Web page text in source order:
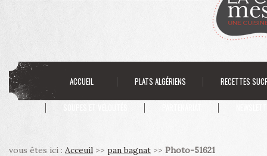
ACCUEIL PLATS ALGÉRIENS RECETTES
vous êtes ici : Acceuil >> pan bagnat >> Photo-51621